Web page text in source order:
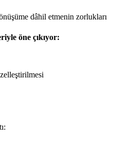
dâhil etmenin zorlukları
öne çıkıyor: